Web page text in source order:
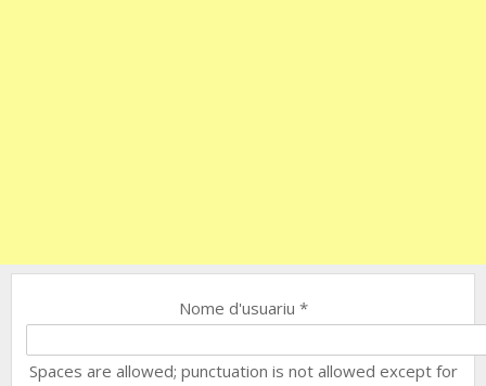
Nome d'usuariu *
Spaces are allowed; punctuation is not allowed except for